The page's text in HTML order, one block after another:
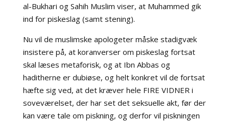
al-Bukhari og Sahih Muslim viser, at Muhammed gik
ind for piskeslag (samt stening).
Nu vil de muslimske apologeter måske stadigvæk
insistere på, at koranverser om piskeslag fortsat
skal læses metaforisk, og at Ibn Abbas og
haditherne er dubiøse, og helt konkret vil de fortsat
hæfte sig ved, at det kræver hele FIRE VIDNER i
soveværelset, der har set det seksuelle akt, før der
kan være tale om piskning, og derfor vil piskningen